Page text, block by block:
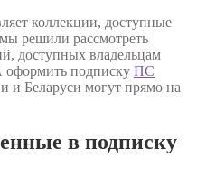
коллекции, доступные
решили рассмотреть
доступных владельцам
оформить подписку ПС
и Беларуси могут прямо на
в подписку